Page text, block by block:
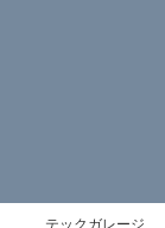
テックガレージ